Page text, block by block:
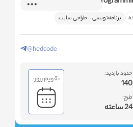
برنامه‌نویسی - طراحی سایت
@hedcode
حدود بازدید:
140
طرح:
24 ساعته
تقویم رزور: